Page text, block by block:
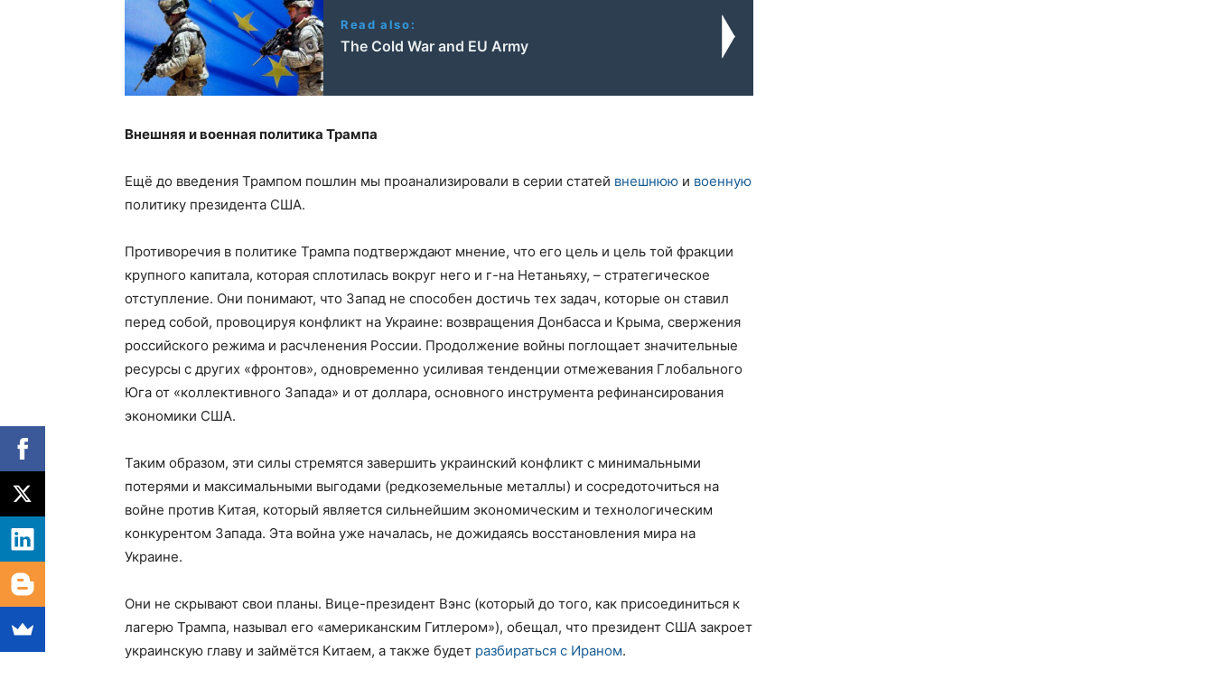
Read also:
The Cold War and EU Army
Внешняя и военная политика Трампа
Ещё до введения Трампом пошлин мы проанализировали в серии статей внешнюю и военную
политику президента США.
Противоречия в политике Трампа подтверждают мнение, что его цель и цель той фракции
крупного капитала, которая сплотилась вокруг него и г-на Нетаньяху, – стратегическое
отступление. Они понимают, что Запад не способен достичь тех задач, которые он ставил
перед собой, провоцируя конфликт на Украине: возвращения Донбасса и Крыма, свержения
российского режима и расчленения России. Продолжение войны поглощает значительные
ресурсы с других «фронтов», одновременно усиливая тенденции отмежевания Глобального
Юга от «коллективного Запада» и от доллара, основного инструмента рефинансирования
экономики США.
Таким образом, эти силы стремятся завершить украинский конфликт с минимальными
потерями и максимальными выгодами (редкоземельные металлы) и сосредоточиться на
войне против Китая, который является сильнейшим экономическим и технологическим
конкурентом Запада. Эта война уже началась, не дожидаясь восстановления мира на
Украине.
Они не скрывают свои планы. Вице-президент Вэнс (который до того, как присоединиться к
лагерю Трампа, называл его «американским Гитлером»), обещал, что президент США закроет
украинскую главу и займётся Китаем, а также будет разбираться с Ираном.